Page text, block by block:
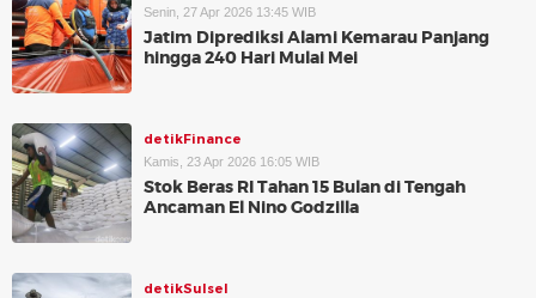
Senin, 27 Apr 2026 13:45 WIB
Jatim Diprediksi Alami Kemarau Panjang
hingga 240 Hari Mulai Mei
detikFinance
Kamis, 23 Apr 2026 16:05 WIB
Stok Beras RI Tahan 15 Bulan di Tengah
Ancaman El Nino Godzilla
detikSulsel